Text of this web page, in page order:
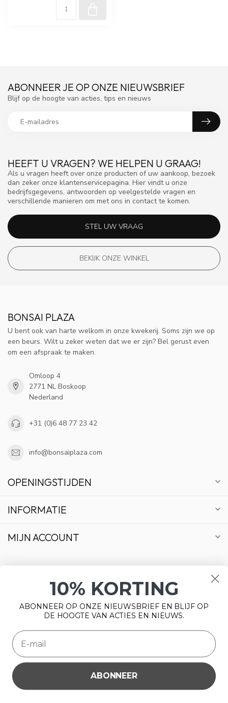
HEEFT U VRAGEN? WE HELPEN U GRAAG!
Als u vragen heeft over onze producten of uw aankoop, bezoek
dan zeker onze klantenservicepagina. Hier vindt u onze
bedrijfsgegevens, antwoorden op veelgestelde vragen en
verschillende manieren om met ons in contact te komen.
STEL UW VRAAG
BEKIJK ONZE WINKEL
ABONNEER JE OP ONZE NIEUWSBRIEF
Blijf op de hoogte van acties, tips en nieuws
BONSAI PLAZA
U bent ook van harte welkom in onze kwekerij. Soms zijn we op
een beurs. Wilt u zeker weten dat we er zijn? Bel gerust even
om een afspraak te maken.
Omloop 4
2771 NL Boskoop
Nederland
+31 (0)6 48 77 23 42
info@bonsaiplaza.com
OPENINGSTIJDEN
INFORMATIE
MIJN ACCOUNT
© Copyright 2026 Bonsai Plaza
Wij slaan cookies op om onze website te verbeteren. Is dat
akkoord?
Ja Nee
10% KORTING
ABONNEER OP ONZE NIEUWSBRIEF EN BLIJF OP
DE HOOGTE VAN ACTIES EN NIEUWS.
ABONNEER